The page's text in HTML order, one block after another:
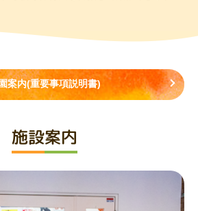
案内(重要事項説明書)
施設案内